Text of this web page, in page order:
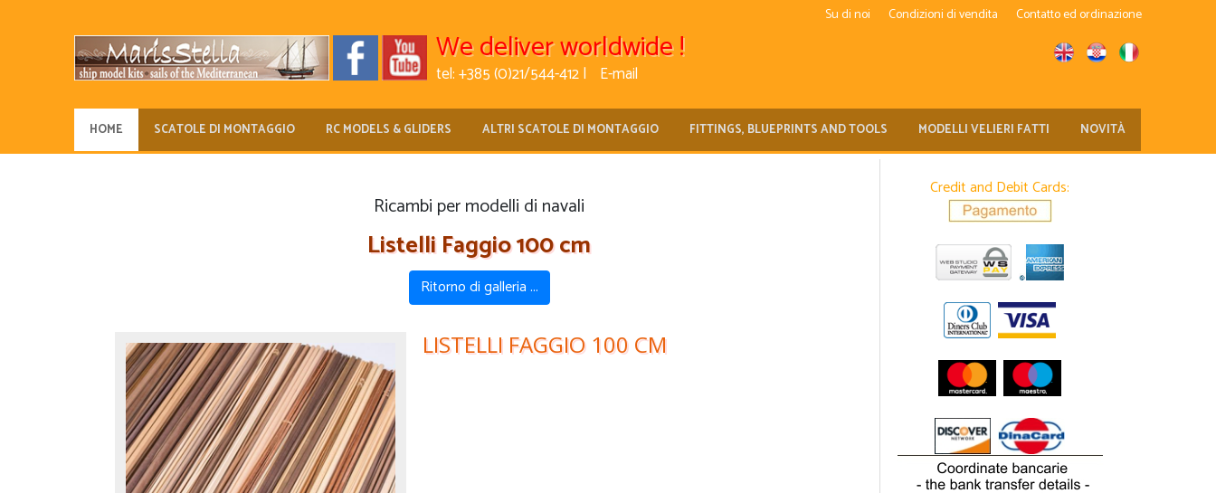
Su di noi Condizioni di vendita Contatto ed ordinazione
We deliver worldwide !
tel: +385 (0)21/544-412 | E-mail
HOME SCATOLE DI MONTAGGIO RC MODELS & GLIDERS ALTRI SCATOLE DI MONTAGGIO FITTINGS, BLUEPRINTS AND TOOLS MODELLI VELIERI FATTI NOVITÀ
Ricambi per modelli di navali
Listelli Faggio 100 cm
Ritorno di galleria ...
LISTELLI FAGGIO 100 CM
Credit and Debit Cards: